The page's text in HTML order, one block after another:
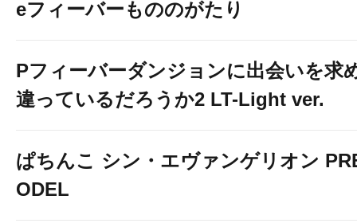
eフィーバーもののがたり
Pフィーバーダンジョンに出会いを求
違っているだろうか2 LT-Light ver.
ぱちんこ シン・エヴァンゲリオン
ODEL